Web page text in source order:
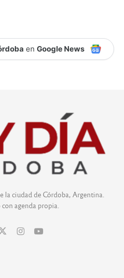
en Google News
la ciudad de Córdoba, Argentina.
agenda propia.